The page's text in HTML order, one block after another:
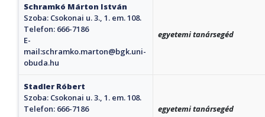
Schramkó Márton István
Szoba: Csokonai u. 3., 1. em. 108.
Telefon: 666-7186
E-
mail:schramko.marton@bgk.uni-
obuda.hu
egyetemi tanársegéd
Stadler Róbert
Szoba: Csokonai u. 3., 1. em. 108.
Telefon: 666-7186
egyetemi tanársegéd